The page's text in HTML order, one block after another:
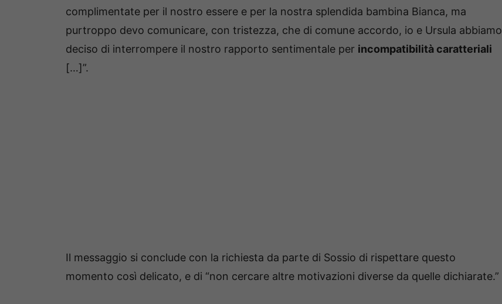
complimentate per il nostro essere e per la nostra splendida bambina Bianca, ma
purtroppo devo comunicare, con tristezza, che di comune accordo, io e Ursula abbiamo
deciso di interrompere il nostro rapporto sentimentale per incompatibilità caratteriali
[…]”.
Il messaggio si conclude con la richiesta da parte di Sossio di rispettare questo
momento così delicato, e di “non cercare altre motivazioni diverse da quelle dichiarate.”